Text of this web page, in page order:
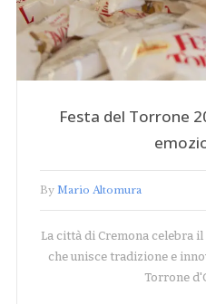
Festa del Torrone
By Mario Altomura
La città di Cremona celebra
che unisce tradizione e
Torrone